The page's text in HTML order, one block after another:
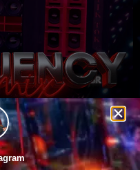
2026